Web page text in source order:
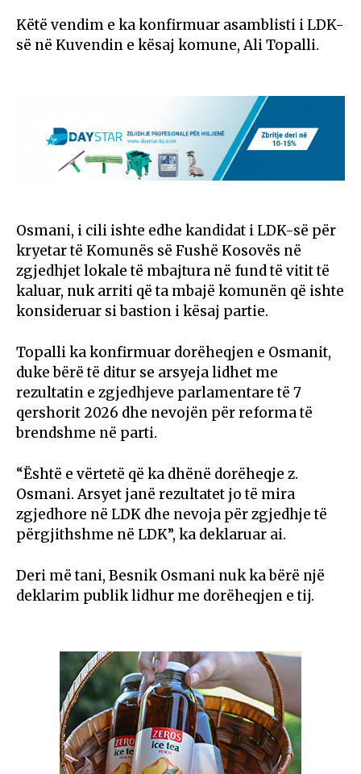
Këtë vendim e ka konfirmuar asamblisti i LDK-
së në Kuvendin e kësaj komune, Ali Topalli.
Osmani, i cili ishte edhe kandidat i LDK-së për
kryetar të Komunës së Fushë Kosovës në
zgjedhjet lokale të mbajtura në fund të vitit të
kaluar, nuk arriti që ta mbajë komunën që ishte
konsideruar si bastion i kësaj partie.
Topalli ka konfirmuar dorëheqjen e Osmanit,
duke bërë të ditur se arsyeja lidhet me
rezultatin e zgjedhjeve parlamentare të 7
qershorit 2026 dhe nevojën për reforma të
brendshme në parti.
“Është e vërtetë që ka dhënë dorëheqje z.
Osmani. Arsyet janë rezultatet jo të mira
zgjedhore në LDK dhe nevoja për zgjedhje të
përgjithshme në LDK”, ka deklaruar ai.
Deri më tani, Besnik Osmani nuk ka bërë një
deklarim publik lidhur me dorëheqjen e tij.